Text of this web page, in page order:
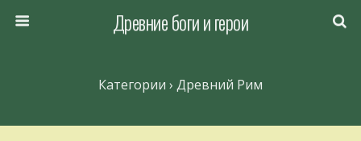
Древние боги и герои
Категории › Древний Рим